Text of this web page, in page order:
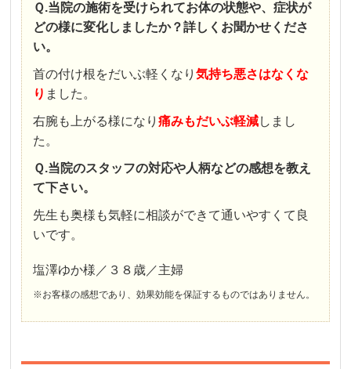
Ｑ.当院の施術を受けられてお体の状態や、症状が
どの様に変化しましたか？詳しくお聞かせくださ
い。
首の付け根をだいぶ軽くなり気持ち悪さはなくな
り ました。
右腕も上がる様になり痛みもだいぶ軽減しまし
た。
Ｑ.当院のスタッフの対応や人柄などの感想を教え
て下さい。
先生も奥様も気軽に相談ができて通いやすくて良
いです。
塩澤ゆか様／３８歳／主婦
※お客様の感想であり、効果効能を保証するものではありません。